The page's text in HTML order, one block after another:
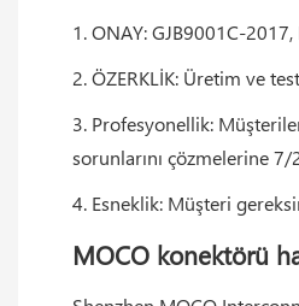
1. ONAY: GJB9001C-
2. ÖZERKLİK: Üretim ve
3. Profesyonellik:
sorunlarını çözmelerine 7/
4. Esneklik: Müşteri
MOCO konektörü